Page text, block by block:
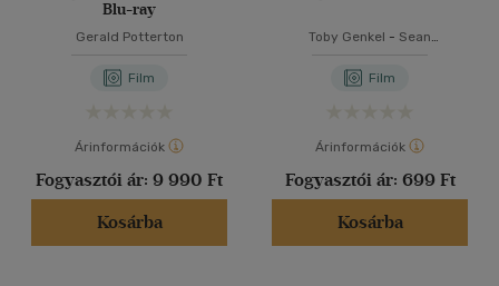
Blu-ray
Gerald Potterton
Film
Árinformációk
Fogyasztói ár: 9 990 Ft
Kosárba
Toby Genkel - Sean
Film
Árinformációk
Fogyasztói ár: 699 Ft
Kosárba